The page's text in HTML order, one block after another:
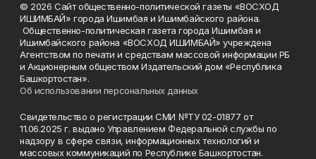
© 2026 Сайт общественно-политической газеты «ВОСХОД
ИШИМБАЙ» города Ишимбая и Ишимбайского района.
Общественно-политическая газета города Ишимбая и
Ишимбайского района «ВОСХОД ИШИМБАЙ» учреждена
Агентством по печати и средствам массовой информации РБ
и Акционерным обществом Издательский дом «Республика
Башкортостан».
Об использовании персональных данных
Свидетельство о регистрации СМИ №ТУ 02-01877 от
11.06.2025 г. выдано Управлением Федеральной службы по
надзору в сфере связи, информационных технологий и
массовых коммуникаций по Республике Башкортостан.